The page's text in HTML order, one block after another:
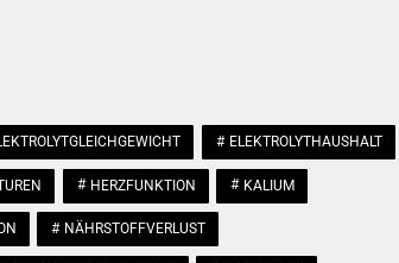
ELEKTROLYTHAUSHALT
HERZFUNKTION KALIUM
NÄHRSTOFFVERLUST